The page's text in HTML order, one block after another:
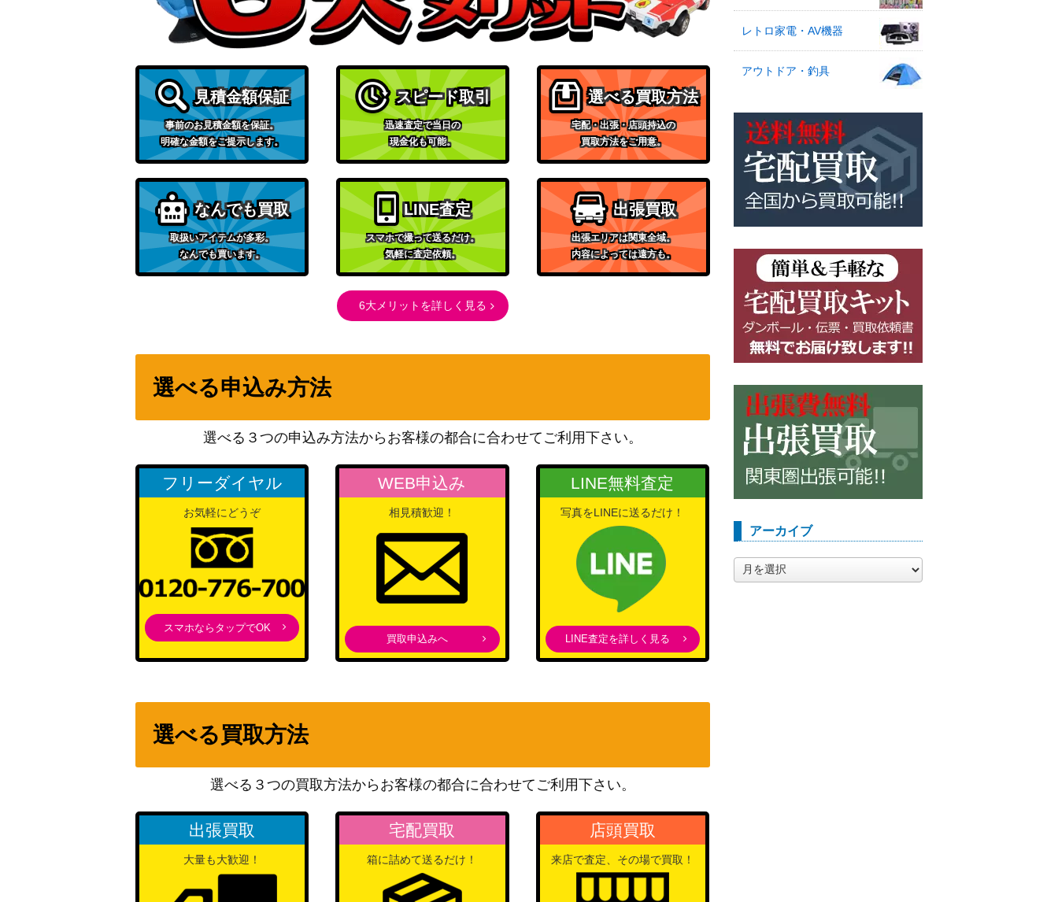
見積金額保証
事前のお見積金額を保証。
明確な金額をご提示します。
スピード取引
迅速査定で当日の
現金化も可能。
選べる買取方法
宅配・出張・店頭持込の
買取方法をご用意。
なんでも買取
取扱いアイテムが多彩。
なんでも買います。
LINE査定
スマホで撮って送るだけ。
気軽に査定依頼。
出張買取
出張エリアは関東全域。
内容によっては遠方も。
6大メリットを詳しく見る
選べる申込み方法
選べる３つの申込み方法からお客様の都合に合わせてご利用下さい。
フリーダイヤル
お気軽にどうぞ
スマホならタップでOK
WEB申込み
相見積歓迎！
買取申込みへ
LINE無料査定
写真をLINEに送るだけ！
LINE査定を詳しく見る
選べる買取方法
選べる３つの買取方法からお客様の都合に合わせてご利用下さい。
出張買取
大量も大歓迎！
宅配買取
箱に詰めて送るだけ！
店頭買取
来店で査定、その場で買取！
レトロ家電・AV機器
アウトドア・釣具
アーカイブ
ー